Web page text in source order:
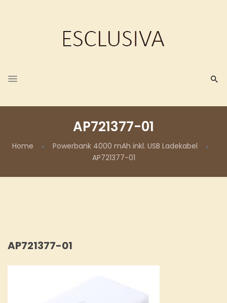
AP721377-01
Home
Powerbank 4000 mAh inkl. USB Ladekabel
AP721377-01
AP721377-01